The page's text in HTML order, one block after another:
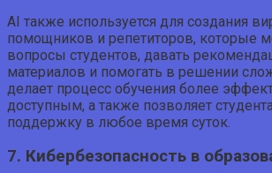
AI также используется для создания
помощников и репетиторов, которые
вопросы студентов, давать
материалов и помогать в решении
делает процесс обучения более
доступным, а также позволяет
поддержку в любое время суток.
7. Кибербезопасность в